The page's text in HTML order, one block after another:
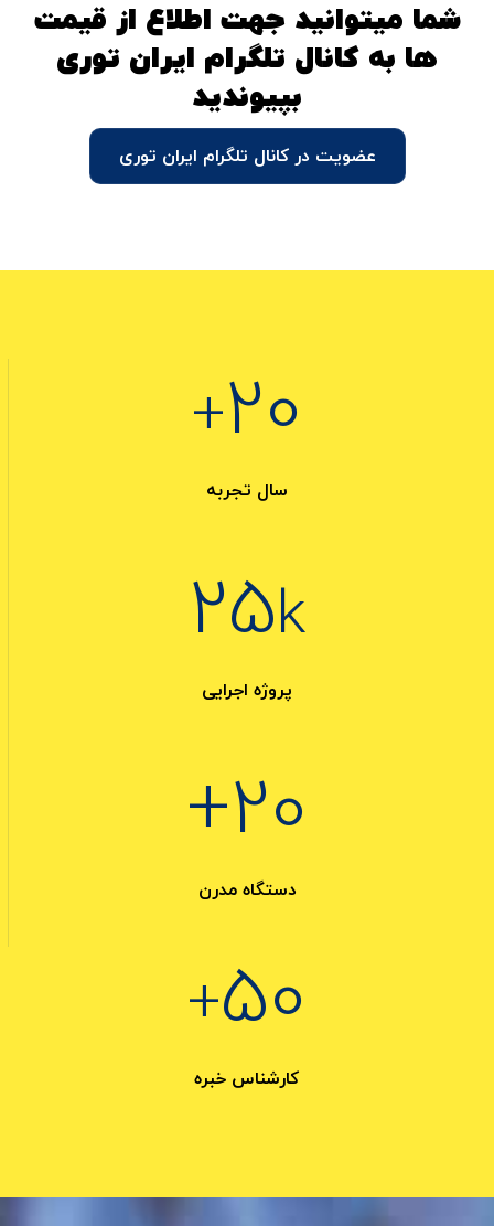
شما میتوانید جهت اطلاع از قیمت
ها به کانال تلگرام ایران توری
بپیوندید
عضویت در کانال تلگرام ایران توری
20
+
سال تجربه
25k
پروژه اجرایی
20
+
دستگاه مدرن
50
+
کارشناس خبره